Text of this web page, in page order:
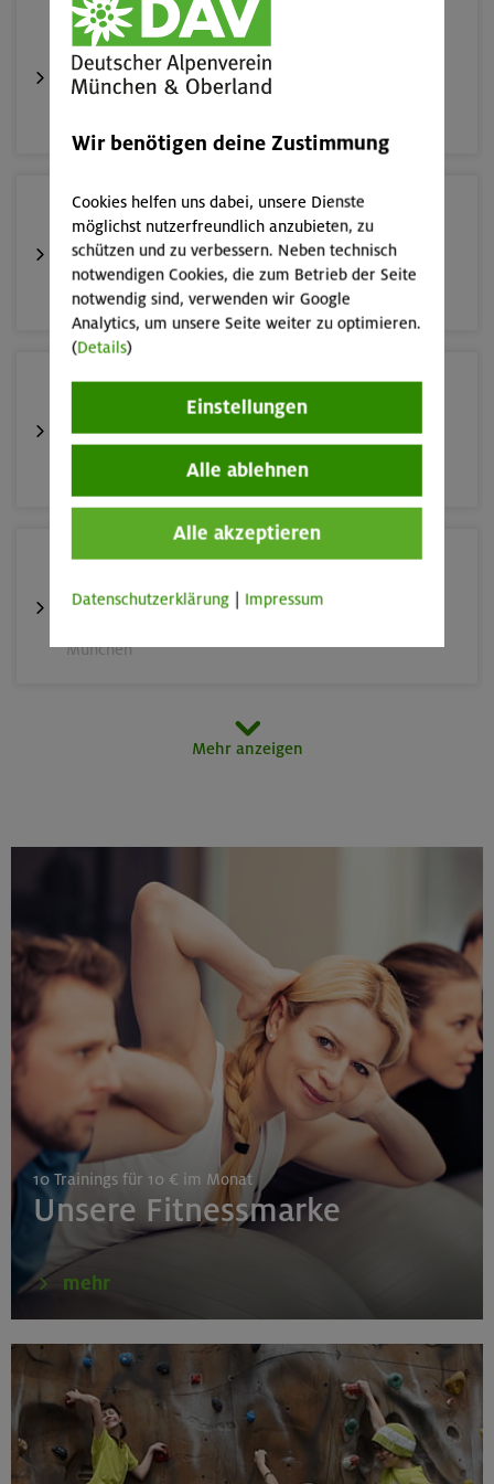
16.08.26
Schnupperkletterkurs indoor
19.08.26
Schnupperkletterkurs indoor
München
22./23.08.26
Bouldern für Einsteiger indoor
22./23.08.26
Grundkurs Klettern indoor
München
25.08./01./08.09.26
Aufbaukurs Klettern indoor (3 Termine)
Gilching
26.08.26
Schnupperkletterkurs indoor
München
27./28.08.26
Grundkurs Klettern indoor
Gilching
30.08./06./13.09.26
Klettertechnik- und Taktikcoaching indoor
Mehr anzeigen
10 Trainings für 10 € im Monat
Unsere Fitnessmarke
mehr
Wir benötigen deine Zustimmung
Cookies helfen uns dabei, unsere Dienste
möglichst nutzerfreundlich anzubieten, zu
schützen und zu verbessern. Neben technisch
notwendigen Cookies, die zum Betrieb der Seite
notwendig sind, verwenden wir Google
Analytics, um unsere Seite weiter zu optimieren.
(Details)
Einstellungen
Alle ablehnen
Alle akzeptieren
Datenschutzerklärung Impressum